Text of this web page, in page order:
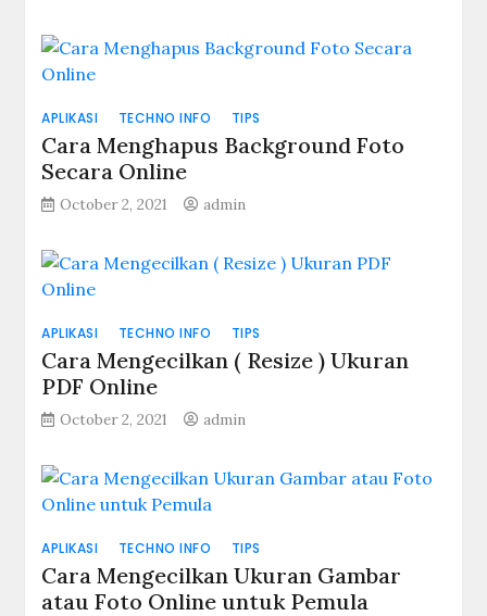
APLIKASI TECHNO INFO TIPS
Cara Menghapus Background Foto
Secara Online
October 2, 2021 admin
APLIKASI TECHNO INFO TIPS
Cara Mengecilkan ( Resize ) Ukuran
PDF Online
October 2, 2021 admin
APLIKASI TECHNO INFO TIPS
Cara Mengecilkan Ukuran Gambar
atau Foto Online untuk Pemula